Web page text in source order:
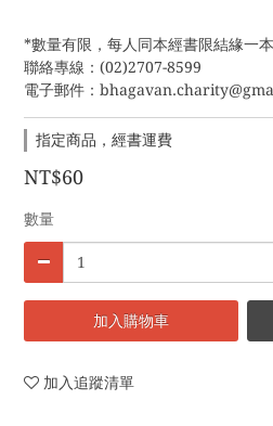
*數量有限，每人同本經書限結緣一本
聯絡專線：(02)2707-8599
電子郵件：
指定商品，經書運費
NT$60
數量
加入購物車
加入追蹤清單